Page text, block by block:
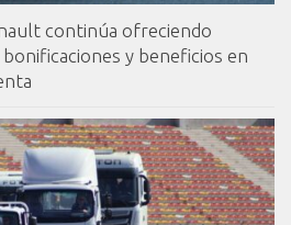
continúa ofreciendo
y beneficios en